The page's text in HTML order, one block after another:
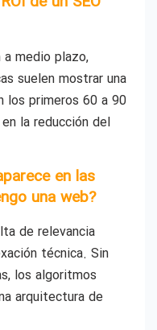
a medio plazo,
suelen mostrar una
los primeros 60 a 90
la reducción del
en las
una web?
de relevancia
técnica. Sin
los algoritmos
arquitectura de